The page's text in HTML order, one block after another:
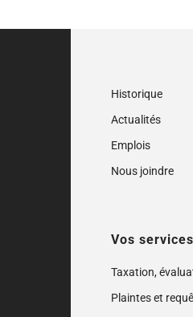
Historique
Actualités
Emplois
Nous joindre
Vos
Taxation,
Plaintes et